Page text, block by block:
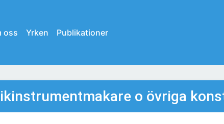
oss Yrken Publikationer
o övriga